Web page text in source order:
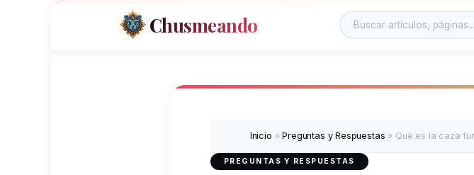
Chusmeando
Inicio »Preguntas y Respuestas » Qué es la caza
PREGUNTAS Y RESPUESTAS